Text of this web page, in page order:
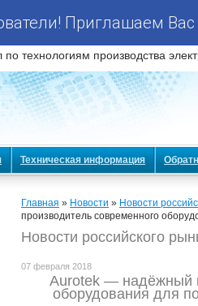
Приглашаем
технологиям производства
Техническая информация
Главная » Новости » Новости
производитель современного
Новости российского
07 февраля 2018
Aurotek — надёжный
оборудования для